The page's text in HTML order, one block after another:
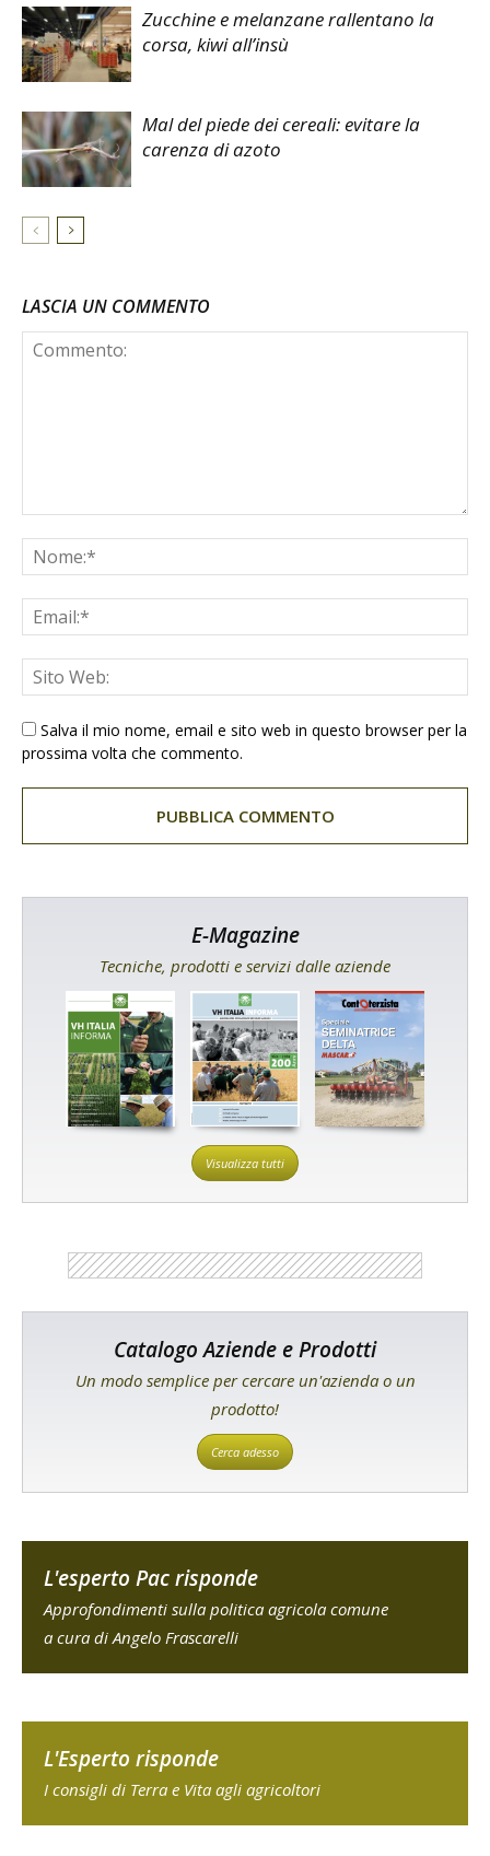
Zucchine e melanzane rallentano la
corsa, kiwi all’insù
Mal del piede dei cereali: evitare la
carenza di azoto
LASCIA UN COMMENTO
Salva il mio nome, email e sito web in questo browser per la
prossima volta che commento.
E-Magazine
Tecniche, prodotti e servizi dalle aziende
Visualizza tutti
Catalogo Aziende e Prodotti
Un modo semplice per cercare un'azienda o un
prodotto!
Cerca adesso
L'esperto Pac risponde
Approfondimenti sulla politica agricola comune
a cura di Angelo Frascarelli
L'Esperto risponde
I consigli di Terra e Vita agli agricoltori